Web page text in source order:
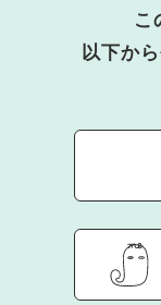
こ
以下か